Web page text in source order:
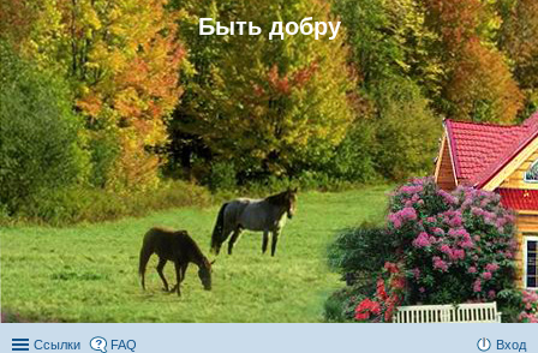
Быть добру
Ссылки FAQ Вход